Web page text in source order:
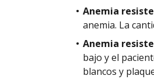
Anemia
anemia. La
Anemia
bajo y el
blancos y